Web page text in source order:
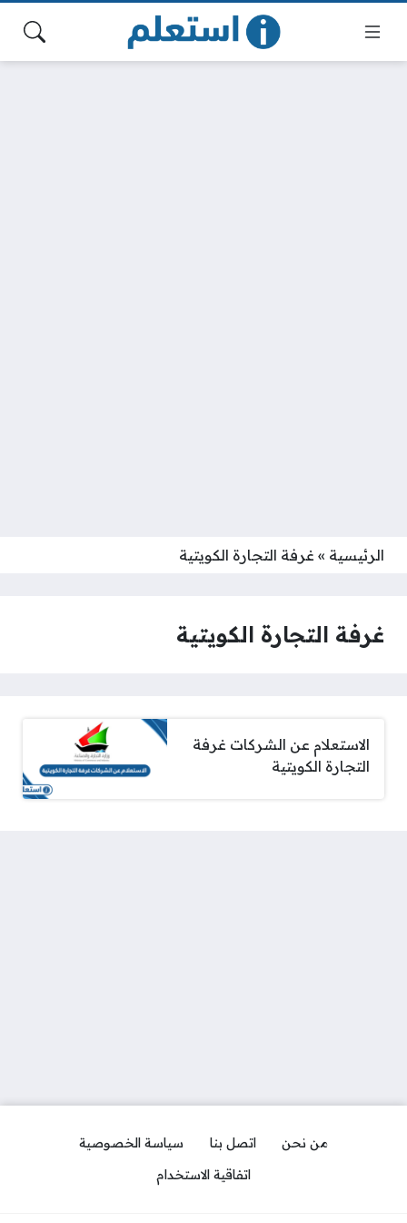
الرئيسية » غرفة التجارة الكويتية
غرفة التجارة الكويتية
الاستعلام عن الشركات غرفة
التجارة الكويتية
من نحن اتصل بنا
سياسة الخصوصية
اتفاقية الاستخدام